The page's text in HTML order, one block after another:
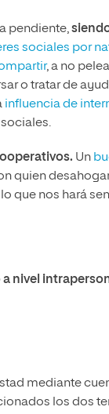
pendiente,
sociales por
, a no
o tratar de
influencia de
Un
quien
que nos hará
nivel
mediante
los dos